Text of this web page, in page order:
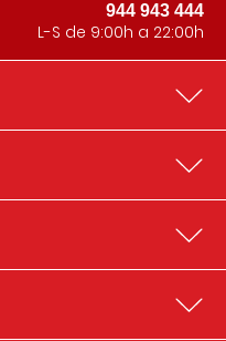
944 943 444
L-S de 9:00h a 22:00h